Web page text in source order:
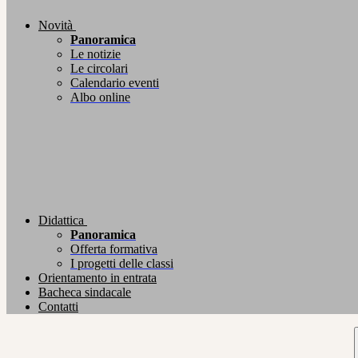
Novità
Panoramica
Le notizie
Le circolari
Calendario eventi
Albo online
Didattica
Panoramica
Offerta formativa
I progetti delle classi
Orientamento in entrata
Bacheca sindacale
Contatti